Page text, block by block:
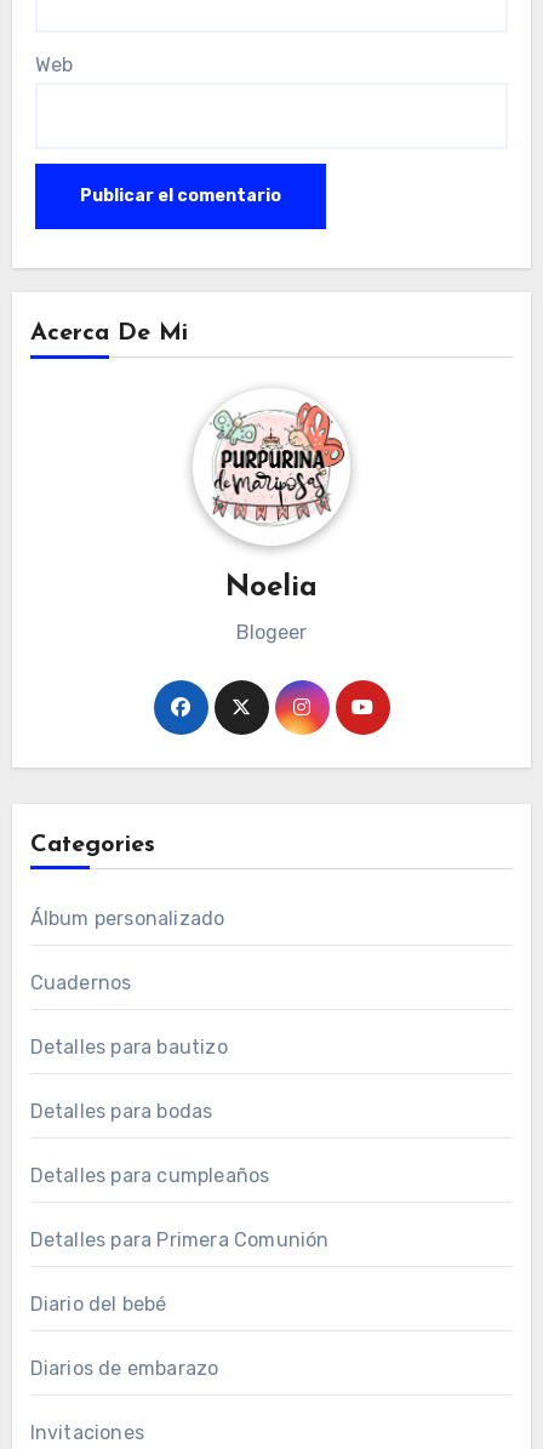
Web
Acerca De Mi
Noelia
Blogeer
Categories
Álbum personalizado
Cuadernos
Detalles para bautizo
Detalles para bodas
Detalles para cumpleaños
Detalles para Primera Comunión
Diario del bebé
Diarios de embarazo
Invitaciones